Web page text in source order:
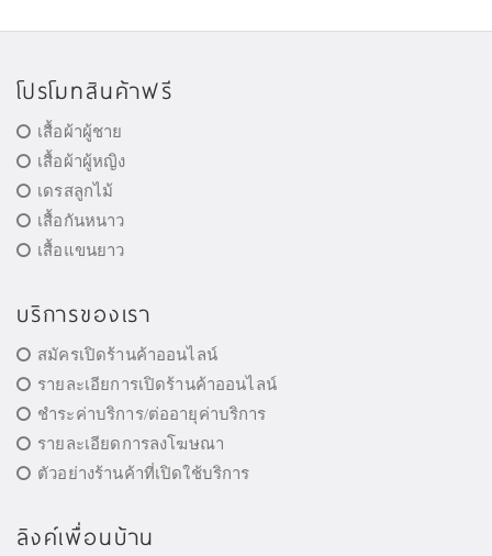
โปรโมทสินค้าฟรี
เสื้อผ้าผู้ชาย
เสื้อผ้าผู้หญิง
เดรสลูกไม้
เสื้อกันหนาว
เสื้อแขนยาว
บริการของเรา
สมัครเปิดร้านค้าออนไลน์
รายละเอียการเปิดร้านค้าออนไลน์
ชำระค่าบริการ/ต่ออายุค่าบริการ
รายละเอียดการลงโฆษณา
ตัวอย่างร้านค้าที่เปิดใช้บริการ
ลิงค์เพื่อนบ้าน